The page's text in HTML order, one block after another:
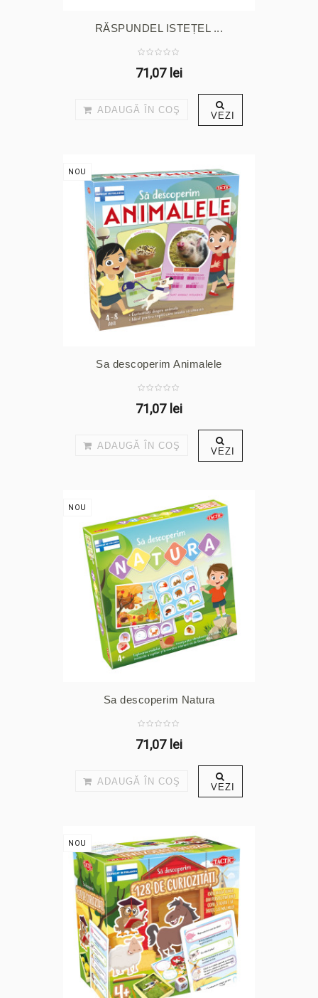
RĂSPUNDEL ISTEȚEL ...
71,07 lei
ADAUGĂ ÎN COŞ VEZI
NOU
Sa descoperim Animalele
71,07 lei
ADAUGĂ ÎN COŞ VEZI
NOU
Sa descoperim Natura
71,07 lei
ADAUGĂ ÎN COŞ VEZI
NOU